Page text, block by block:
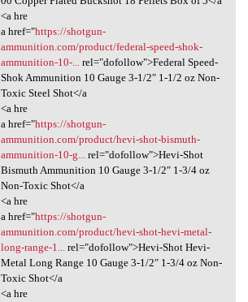
<a hre
a href="https://shotgun-
ammunition.com/product/federal-speed-shok-
ammunition-10-...rel="dofollow">Federal Speed-
Shok Ammunition 10 Gauge 3-1/2″ 1-1/2 oz Non-
Toxic Steel Shot</a
<a hre
a href="https://shotgun-
ammunition.com/product/hevi-shot-bismuth-
ammunition-10-g...rel="dofollow">Hevi-Shot
Bismuth Ammunition 10 Gauge 3-1/2″ 1-3/4 oz
Non-Toxic Shot</a
<a hre
a href="https://shotgun-
ammunition.com/product/hevi-shot-hevi-metal-
long-range-1...rel="dofollow">Hevi-Shot Hevi-
Metal Long Range 10 Gauge 3-1/2″ 1-3/4 oz Non-
Toxic Shot</a
<a hre